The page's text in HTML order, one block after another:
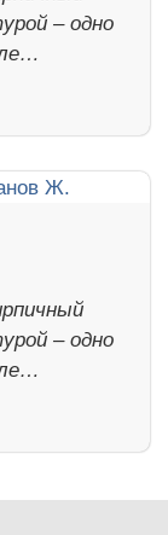
– одно
– одно